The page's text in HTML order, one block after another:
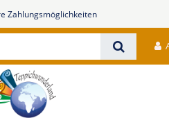
Zahlungsmöglichkeiten